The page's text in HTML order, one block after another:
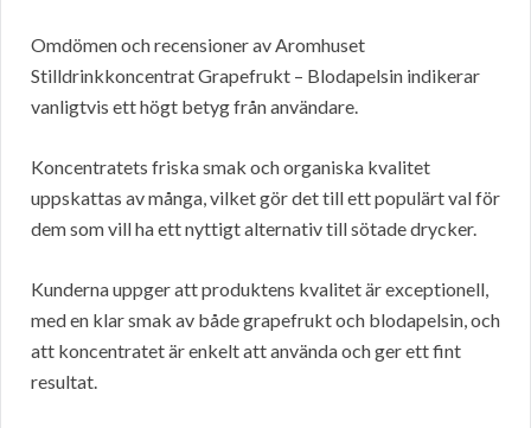
Omdömen och recensioner av Aromhuset
Stilldrinkkoncentrat Grapefrukt – Blodapelsin indikerar
vanligtvis ett högt betyg från användare.
Koncentratets friska smak och organiska kvalitet
uppskattas av många, vilket gör det till ett populärt val för
dem som vill ha ett nyttigt alternativ till sötade drycker.
Kunderna uppger att produktens kvalitet är exceptionell,
med en klar smak av både grapefrukt och blodapelsin, och
att koncentratet är enkelt att använda och ger ett fint
resultat.